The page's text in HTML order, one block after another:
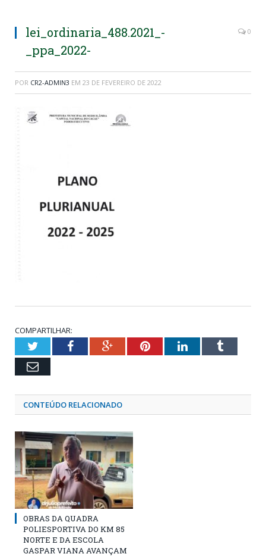
lei_ordinaria_488.2021_-
_ppa_2022-
0
POR CR2-ADMIN3 EM 23 DE FEVEREIRO DE 2022
COMPARTILHAR:
TwitterFacebookGoogle+PinterestLinkedInTumblr
Email
CONTEÚDO RELACIONADO
OBRAS DA QUADRA
POLIESPORTIVA DO KM 85
NORTE E DA ESCOLA
GASPAR VIANA AVANÇAM